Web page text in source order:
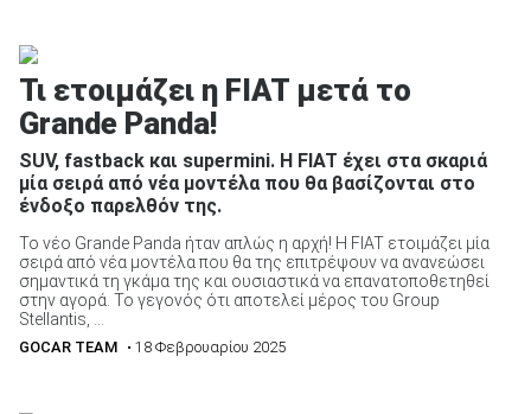
Τι ετοιμάζει η FIAT μετά το
Grande Panda!
SUV, fastback και supermini. Η FIAT έχει στα σκαριά
μία σειρά από νέα μοντέλα που θα βασίζονται στο
ένδοξο παρελθόν της.
Το νέο Grande Panda ήταν απλώς η αρχή! Η FIAT ετοιμάζει μία
σειρά από νέα μοντέλα που θα της επιτρέψουν να ανανεώσει
σημαντικά τη γκάμα της και ουσιαστικά να επανατοποθετηθεί
στην αγορά. Το γεγονός ότι αποτελεί μέρος του Group
Stellantis, ...
GOCAR TEAM • 18 Φεβρουαρίου 2025